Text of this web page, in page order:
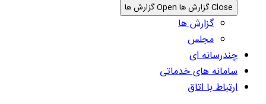
Close گزارش ها Open گزارش ها
گزارش ها
مجلس
چندرسانه ای
سامانه های خدماتی
ارتباط با اتاق